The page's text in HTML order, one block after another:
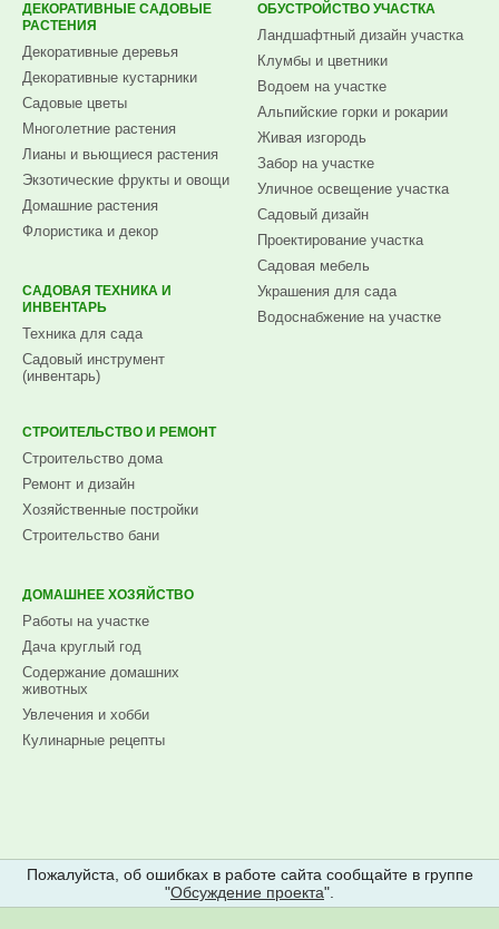
ДЕКОРАТИВНЫЕ САДОВЫЕ
РАСТЕНИЯ
Декоративные деревья
Декоративные кустарники
Садовые цветы
Многолетние растения
Лианы и вьющиеся растения
Экзотические фрукты и овощи
Домашние растения
Флористика и декор
САДОВАЯ ТЕХНИКА И
ИНВЕНТАРЬ
Техника для сада
Садовый инструмент
(инвентарь)
ОБУСТРОЙСТВО УЧАСТКА
Ландшафтный дизайн участка
Клумбы и цветники
Водоем на участке
Альпийские горки и рокарии
Живая изгородь
Забор на участке
Уличное освещение участка
Садовый дизайн
Проектирование участка
Садовая мебель
Украшения для сада
Водоснабжение на участке
СТРОИТЕЛЬСТВО И РЕМОНТ
Строительство дома
Ремонт и дизайн
Хозяйственные постройки
Строительство бани
ДОМАШНЕЕ ХОЗЯЙСТВО
Работы на участке
Дача круглый год
Содержание домашних
животных
Увлечения и хобби
Кулинарные рецепты
Пожалуйста, об ошибках в работе сайта сообщайте в группе
"Обсуждение проекта".